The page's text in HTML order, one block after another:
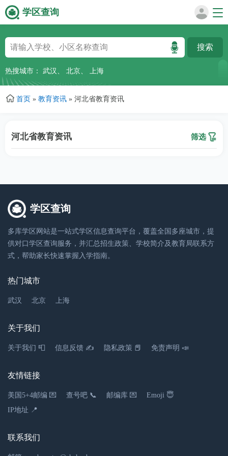
到
主
要
容
学区查询
热搜城市： 武汉 、 北京、 上海
首页 » 教育资讯 » 河北省教育资讯
河北省教育资讯 筛选
学区查询
多库学区网站是一站式学区信息查询平台，覆盖全国多座城市，提
供对口学区查询服务，并汇总招生政策、学校简介及教育局联系方
式，帮助家长快速掌握入学指南。
热门城市
武汉 北京 上海
关于我们
关于我们 📮 信息反馈 ✍ 隐私政策 📕 免责声明 📣
友情链接
美国5+4邮编 💌 查号吧 📞 邮编库 💌
Emoji 😇
IP地址 📍
联系我们